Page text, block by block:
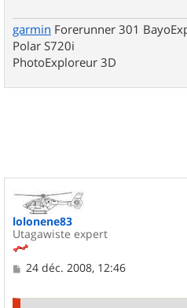
garmin Forerunner 301
Polar S720i
PhotoExploreur 3D
lolonene83
Utagawiste expert
M
24 déc. 2008, 12:46